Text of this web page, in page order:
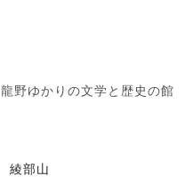
龍野ゆかりの文学と歴史の館
綾部山